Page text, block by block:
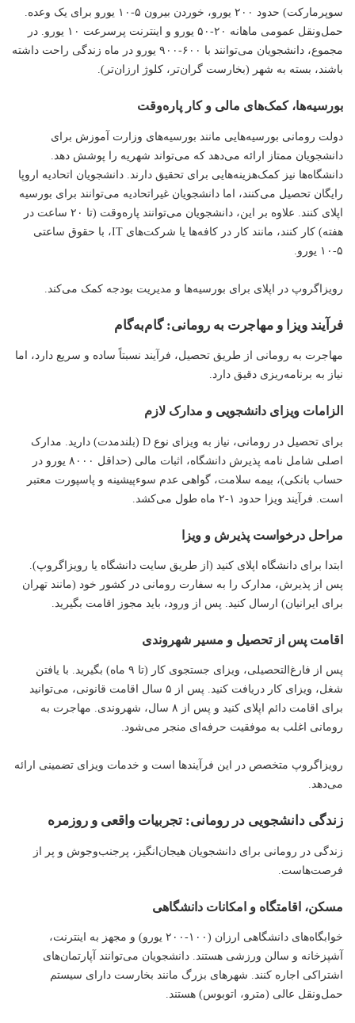
سوپرمارکت) حدود ۲۰۰ یورو، خوردن بیرون ۵-۱۰ یورو برای یک وعده.
حمل‌ونقل عمومی ماهانه ۲۰-۵۰ یورو و اینترنت پرسرعت ۱۰ یورو. در
مجموع، دانشجویان می‌توانند با ۶۰۰-۹۰۰ یورو در ماه زندگی راحت داشته
باشند، بسته به شهر (بخارست گران‌تر، کلوژ ارزان‌تر).
بورسیه‌ها، کمک‌های مالی و کار پاره‌وقت
دولت رومانی بورسیه‌هایی مانند بورسیه‌های وزارت آموزش برای
دانشجویان ممتاز ارائه می‌دهد که می‌تواند شهریه را پوشش دهد.
دانشگاه‌ها نیز کمک‌هزینه‌هایی برای تحقیق دارند. دانشجویان اتحادیه اروپا
رایگان تحصیل می‌کنند، اما دانشجویان غیراتحادیه می‌توانند برای بورسیه
اپلای کنند. علاوه بر این، دانشجویان می‌توانند پاره‌وقت (تا ۲۰ ساعت در
هفته) کار کنند، مانند کار در کافه‌ها یا شرکت‌های IT، با حقوق ساعتی
۵-۱۰ یورو.
رویزاگروپ در اپلای برای بورسیه‌ها و مدیریت بودجه کمک می‌کند.
فرآیند ویزا و مهاجرت به رومانی: گام‌به‌گام
مهاجرت به رومانی از طریق تحصیل، فرآیند نسبتاً ساده و سریع دارد، اما
نیاز به برنامه‌ریزی دقیق دارد.
الزامات ویزای دانشجویی و مدارک لازم
برای تحصیل در رومانی، نیاز به ویزای نوع D (بلندمدت) دارید. مدارک
اصلی شامل نامه پذیرش دانشگاه، اثبات مالی (حداقل ۸۰۰۰ یورو در
حساب بانکی)، بیمه سلامت، گواهی عدم سوءپیشینه و پاسپورت معتبر
است. فرآیند ویزا حدود ۱-۲ ماه طول می‌کشد.
مراحل درخواست پذیرش و ویزا
ابتدا برای دانشگاه اپلای کنید (از طریق سایت دانشگاه یا رویزاگروپ).
پس از پذیرش، مدارک را به سفارت رومانی در کشور خود (مانند تهران
برای ایرانیان) ارسال کنید. پس از ورود، باید مجوز اقامت بگیرید.
اقامت پس از تحصیل و مسیر شهروندی
پس از فارغ‌التحصیلی، ویزای جستجوی کار (تا ۹ ماه) بگیرید. با یافتن
شغل، ویزای کار دریافت کنید. پس از ۵ سال اقامت قانونی، می‌توانید
برای اقامت دائم اپلای کنید و پس از ۸ سال، شهروندی. مهاجرت به
رومانی اغلب به موفقیت حرفه‌ای منجر می‌شود.
رویزاگروپ متخصص در این فرآیندها است و خدمات ویزای تضمینی ارائه
می‌دهد.
زندگی دانشجویی در رومانی: تجربیات واقعی و روزمره
زندگی در رومانی برای دانشجویان هیجان‌انگیز، پرجنب‌وجوش و پر از
فرصت‌هاست.
مسکن، اقامتگاه و امکانات دانشگاهی
خوابگاه‌های دانشگاهی ارزان (۱۰۰-۲۰۰ یورو) و مجهز به اینترنت،
آشپزخانه و سالن ورزشی هستند. دانشجویان می‌توانند آپارتمان‌های
اشتراکی اجاره کنند. شهرهای بزرگ مانند بخارست دارای سیستم
حمل‌ونقل عالی (مترو، اتوبوس) هستند.